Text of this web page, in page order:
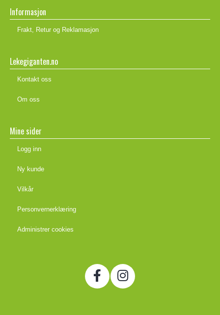
Informasjon
Frakt, Retur og Reklamasjon
Lekegiganten.no
Kontakt oss
Om oss
Mine sider
Logg inn
Ny kunde
Vilkår
Personvernerklæring
Administrer cookies